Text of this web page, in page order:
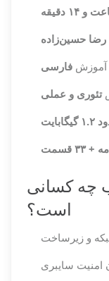
حسین‌زاده
آموزش فارسی
تئوری و عملی
۳۳ قسمت
چه کسانی
است؟
و زیرساخت
امنیت سایبری